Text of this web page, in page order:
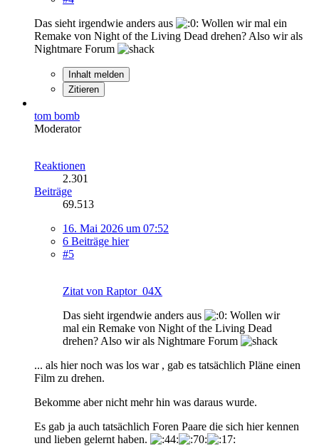
Das sieht irgendwie anders aus
Wollen wir mal ein
Remake von Night of the Living Dead drehen? Also wir als
Nightmare Forum
Inhalt melden
Zitieren
tom bomb
Moderator
Reaktionen
2.301
Beiträge
69.513
16. Mai 2026 um 07:52
6 Beiträge hier
#5
Zitat von Raptor_04X
Das sieht irgendwie anders aus
Wollen wir
mal ein Remake von Night of the Living Dead
drehen? Also wir als Nightmare Forum
... als hier noch was los war , gab es tatsächlich Pläne einen
Film zu drehen.
Bekomme aber nicht mehr hin was daraus wurde.
Es gab ja auch tatsächlich Foren Paare die sich hier kennen
und lieben gelernt haben.